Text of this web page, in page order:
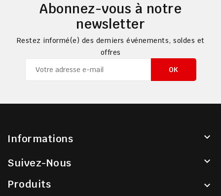
Abonnez-vous à notre
newsletter
Restez informé(e) des derniers événements, soldes et
offres
Informations 
Suivez-Nous 
Produits 